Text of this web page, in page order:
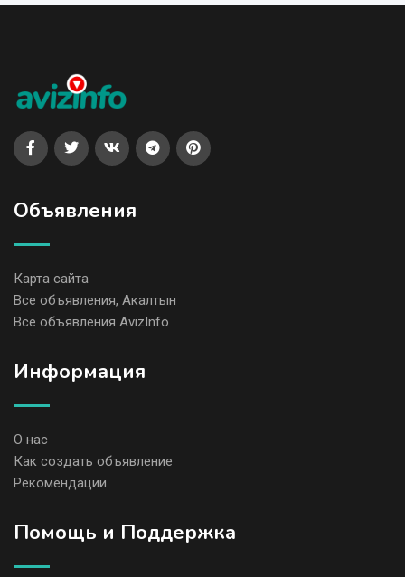
Объявления
Карта сайта
Все объявления, Акалтын
Все объявления AvizInfo
Информация
О нас
Как создать объявление
Рекомендации
Помощь и Поддержка